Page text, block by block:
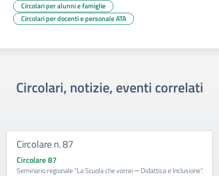
Circolari per alunni e famiglie
Circolari per docenti e personale ATA
Circolari, notizie, eventi correlati
Circolare n. 87
Circolare 87
Seminario regionale “La Scuola che vorrei ─ Didattica e Inclusione".